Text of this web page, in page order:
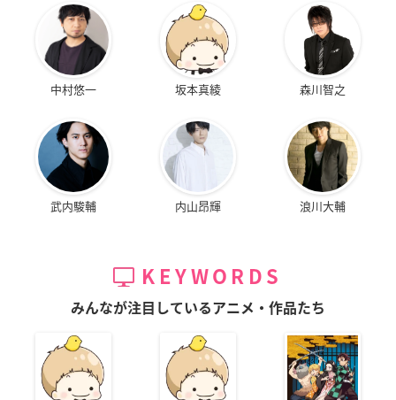
中村悠一 坂本真綾 森川智之
武内駿輔 内山昂輝 浪川大輔
KEYWORDS
みんなが注目しているアニメ・作品たち